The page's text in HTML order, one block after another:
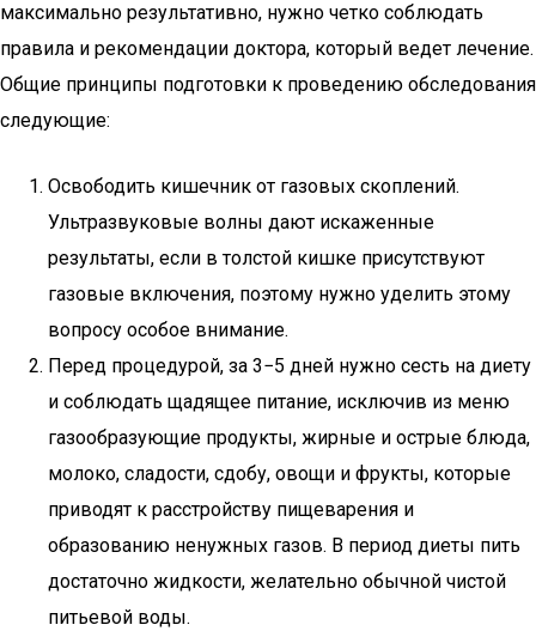
максимально результативно, нужно четко соблюдать
правила и рекомендации доктора, который ведет лечение.
Общие принципы подготовки к проведению обследования
следующие:
Освободить кишечник от газовых скоплений.
Ультразвуковые волны дают искаженные
результаты, если в толстой кишке присутствуют
газовые включения, поэтому нужно уделить этому
вопросу особое внимание.
Перед процедурой, за 3−5 дней нужно сесть на диету
и соблюдать щадящее питание, исключив из меню
газообразующие продукты, жирные и острые блюда,
молоко, сладости, сдобу, овощи и фрукты, которые
приводят к расстройству пищеварения и
образованию ненужных газов. В период диеты пить
достаточно жидкости, желательно обычной чистой
питьевой воды.